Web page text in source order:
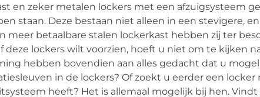
en zeker metalen lockers met een afzuigsysteem
staan. Deze bestaan niet alleen in een stevigere,
meer betaalbare stalen lockerkast hebben zij ter
lockers wilt voorzien, hoeft u niet om te kijken
hebben bovendien aan alles gedacht dat u
in de lockers? Of zoekt u eerder een locker
heeft? Het is allemaal mogelijk bij hen.